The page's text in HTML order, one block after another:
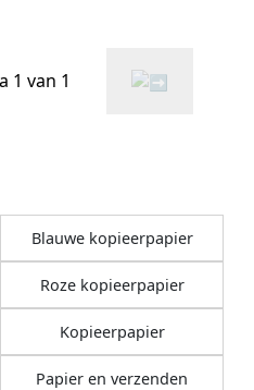
1 van 1
Blauwe kopieerpapier
Roze kopieerpapier
Kopieerpapier
Papier en verzenden